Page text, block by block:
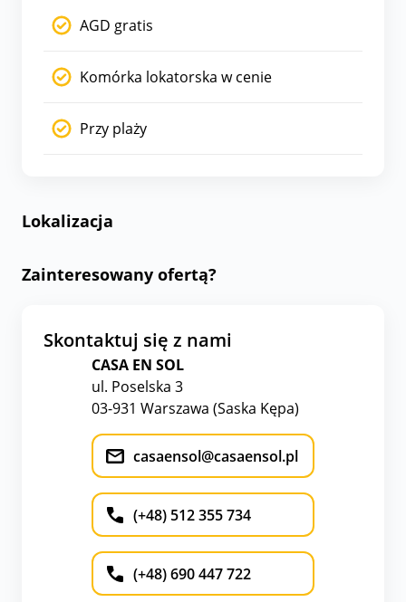
AGD gratis
Komórka lokatorska w cenie
Przy plaży
Lokalizacja
Zainteresowany ofertą?
Skontaktuj się z nami
CASA EN SOL
ul. Poselska 3
03-931 Warszawa (Saska Kępa)
casaensol@casaensol.pl
(+48) 512 355 734
(+48) 690 447 722